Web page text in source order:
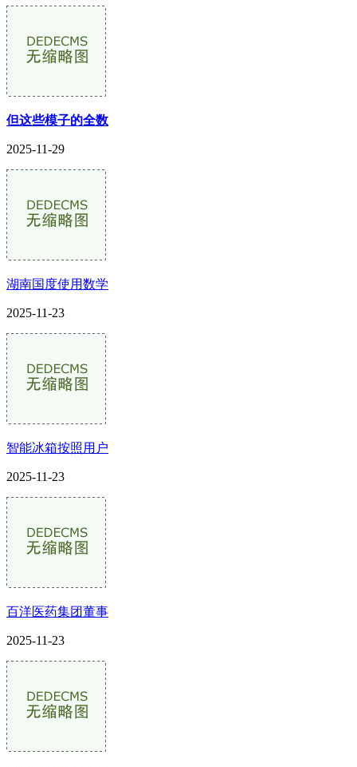
但这些模子的全数
2025-11-29
湖南国度使用数学
2025-11-23
智能冰箱按照用户
2025-11-23
百洋医药集团董事
2025-11-23